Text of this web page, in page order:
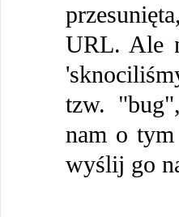
URL. Ale
tzw.
nam o
wyślij go